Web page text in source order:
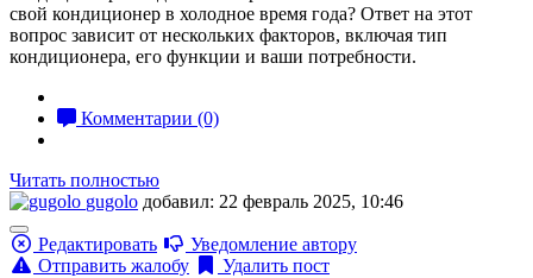
свой кондиционер в холодное время года? Ответ на этот
вопрос зависит от нескольких факторов, включая тип
кондиционера, его функции и ваши потребности.
Комментарии (0)
Читать полностью
gugolo добавил: 22 февраль 2025, 10:46
Редактировать
Уведомление автору
Отправить жалобу
Удалить пост